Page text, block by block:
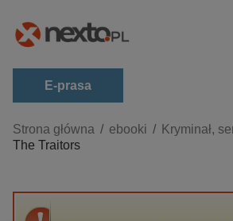
E-prasa
Kategorie
Zobacz wszystkie E-prasa
budownictwo, aranżacja wnętrz
Strona główna ebooki
Kryminał,
The Traitors